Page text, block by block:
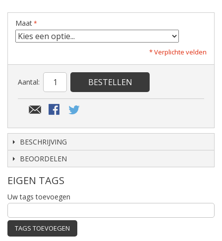
Maat
* Verplichte velden
Aantal: BESTELLEN
BESCHRIJVING
BEOORDELEN
EIGEN TAGS
Uw tags toevoegen
TAGS TOEVOEGEN